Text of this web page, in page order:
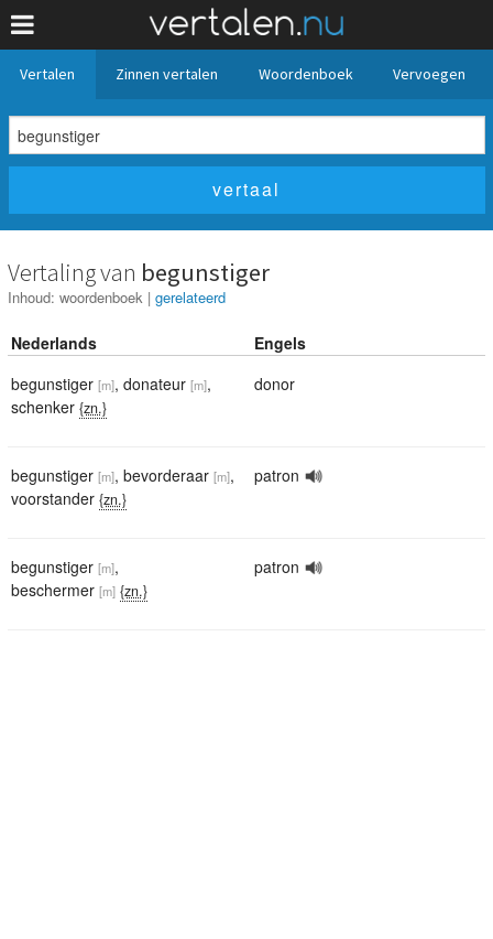
Vertalen Zinnen vertalen Woordenboek Vervoegen
Vertaling van begunstiger
Inhoud: woordenboek | gerelateerd
Nederlands
Engels
begunstiger [m], donateur [m],
schenker {zn.}
donor
begunstiger [m], bevorderaar [m],
voorstander {zn.}
patron
begunstiger [m],
beschermer [m] {zn.}
patron